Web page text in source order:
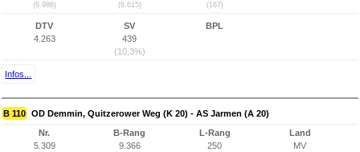
(8.986) (6.615) (167)
DTV
4.263
SV
439
(10,3%)
BPL
Infos...
B 110 OD Demmin, Quitzerower Weg (K 20) - AS Jarmen (A 20)
Nr.
5.309
B-Rang
9.366
L-Rang
250
Land
MV